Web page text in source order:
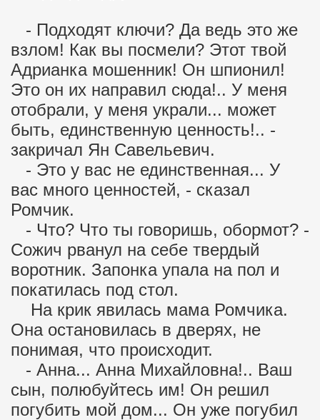
- Подходят ключи? Да ведь это же
взлом! Как вы посмели? Этот твой
Адрианка мошенник! Он шпионил!
Это он их направил сюда!.. У меня
отобрали, у меня украли... может
быть, единственную ценность!.. -
закричал Ян Савельевич.
- Это у вас не единственная... У
вас много ценностей, - сказал
Ромчик.
- Что? Что ты говоришь, обормот? -
Сожич рванул на себе твердый
воротник. Запонка упала на пол и
покатилась под стол.
На крик явилась мама Ромчика.
Она остановилась в дверях, не
понимая, что происходит.
- Анна... Анна Михайловна!.. Ваш
сын, полюбуйтесь им! Он решил
погубить мой дом... Он уже погубил